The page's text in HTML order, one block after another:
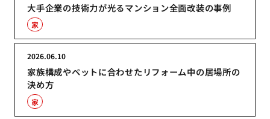
大手企業の技術力が光るマンション全面改装の事例
家
家族構成やペットに合わせたリフォーム中の居場所の
決め方
2026.06.10
家